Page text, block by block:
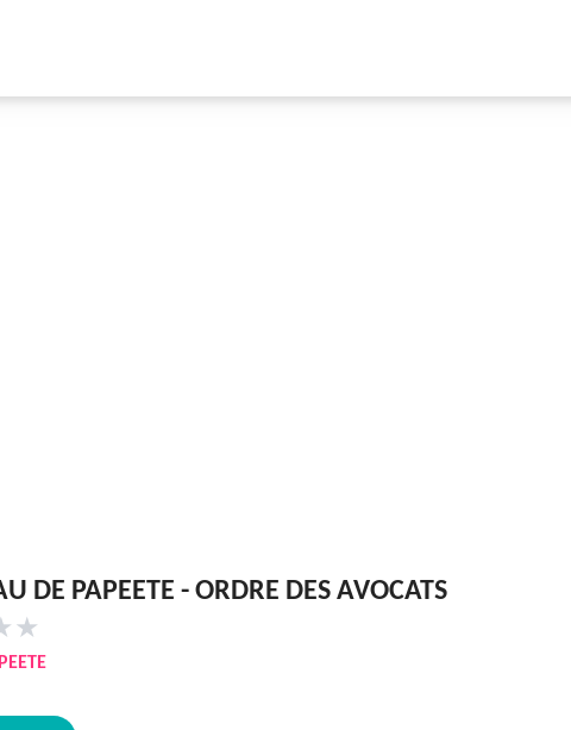
DE PAPEETE - ORDRE DES AVOCATS
★